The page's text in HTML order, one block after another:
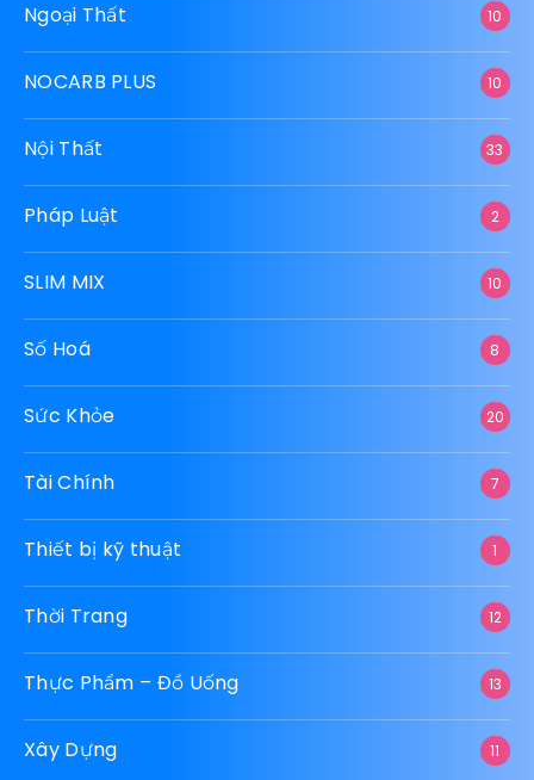
Ngoại Thất 10
NOCARB PLUS 10
Nội Thất 33
Pháp Luật 2
SLIM MIX 10
Số Hoá 8
Sức Khỏe 20
Tài Chính 7
Thiết bị kỹ thuật 1
Thời Trang 12
Thực Phẩm – Đồ Uống 13
Xây Dựng 11